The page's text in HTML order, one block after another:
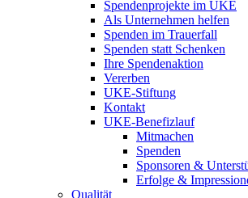
Spendenprojekte im UKE
Als Unternehmen helfen
Spenden im Trauerfall
Spenden statt Schenken
Ihre Spendenaktion
Vererben
UKE-Stiftung
Kontakt
UKE-Benefizlauf
Mitmachen
Spenden
Sponsoren &
Erfolge &
Qualität